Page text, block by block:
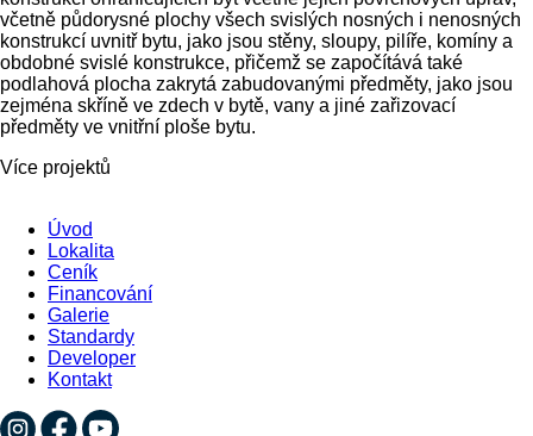
včetně půdorysné plochy všech svislých nosných i nenosných
konstrukcí uvnitř bytu, jako jsou stěny, sloupy, pilíře, komíny a
obdobné svislé konstrukce, přičemž se započítává také
podlahová plocha zakrytá zabudovanými předměty, jako jsou
zejména skříně ve zdech v bytě, vany a jiné zařizovací
předměty ve vnitřní ploše bytu.
Více projektů
Úvod
Lokalita
Ceník
Financování
Galerie
Standardy
Developer
Kontakt